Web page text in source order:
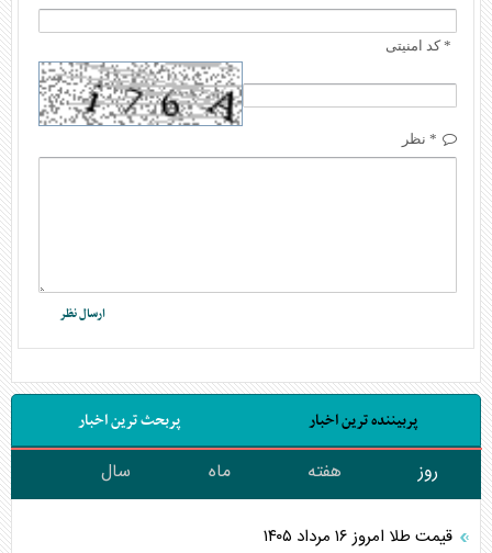
* کد امنیتی
* نظر
پربیننده ترین اخبار پربحث ترین اخبار
روز هفته ماه سال
قیمت طلا امروز ۱۶ مرداد ۱۴۰۵